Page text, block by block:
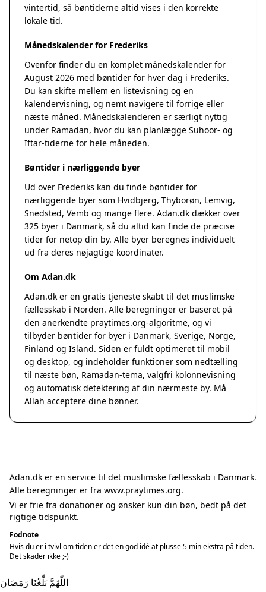
vintertid, så bøntiderne altid vises i den korrekte
lokale tid.
Månedskalender for Frederiks
Ovenfor finder du en komplet månedskalender for
August 2026 med bøntider for hver dag i Frederiks.
Du kan skifte mellem en listevisning og en
kalendervisning, og nemt navigere til forrige eller
næste måned. Månedskalenderen er særligt nyttig
under Ramadan, hvor du kan planlægge Suhoor- og
Iftar-tiderne for hele måneden.
Bøntider i nærliggende byer
Ud over Frederiks kan du finde bøntider for
nærliggende byer som Hvidbjerg, Thyborøn, Lemvig,
Snedsted, Vemb og mange flere. Adan.dk dækker over
325 byer i Danmark, så du altid kan finde de præcise
tider for netop din by. Alle byer beregnes individuelt
ud fra deres nøjagtige koordinater.
Om Adan.dk
Adan.dk er en gratis tjeneste skabt til det muslimske
fællesskab i Norden. Alle beregninger er baseret på
den anerkendte praytimes.org-algoritme, og vi
tilbyder bøntider for byer i Danmark, Sverige, Norge,
Finland og Island. Siden er fuldt optimeret til mobil
og desktop, og indeholder funktioner som nedtælling
til næste bøn, Ramadan-tema, valgfri kolonnevisning
og automatisk detektering af din nærmeste by. Må
Allah acceptere dine bønner.
Adan.dk er en service til det muslimske fællesskab i Danmark.
Alle beregninger er fra www.praytimes.org.
Vi er frie fra donationer og ønsker kun din bøn, bedt på det
rigtige tidspunkt.
Fodnote
Hvis du er i tvivl om tiden er det en god idé at plusse 5 min ekstra på tiden.
Det skader ikke ;-)
اللّهُمَّ بَلِّغْنَا رَمَضَان